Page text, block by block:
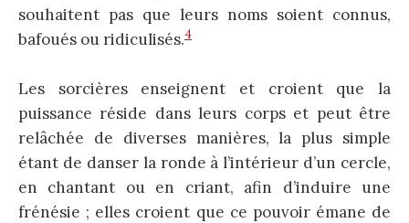
souhaitent pas que leurs noms soient connus,
bafoués ou ridiculisés.4
Les sorcières enseignent et croient que la
puissance réside dans leurs corps et peut être
relâchée de diverses manières, la plus simple
étant de danser la ronde à l’intérieur d’un cercle,
en chantant ou en criant, afin d’induire une
frénésie ; elles croient que ce pouvoir émane de